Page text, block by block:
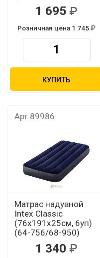
1 695
Розничная цена 1 745
КУПИТЬ
Арт.89986
Матрас надувной
Intex Classic
(76х191х25см, 6уп)
(64-756/68-950)
1 340